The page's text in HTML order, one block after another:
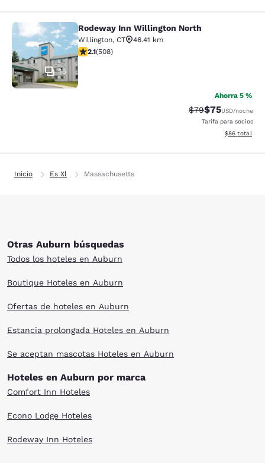
Rodeway Inn Willington North
15
Rodeway Inn Willington North
Willington, CT
46.41 km
calificación de 2.13 estrellas. Feria. 508 reseñas
2.1(508)
Ahorra 5 %
Precio tachado:
$79Precio con
$75USD/noche
Tarifa para socios
Ver detalles
$86 total
Inicio Es Xl Massachusetts
Otras Auburn búsquedas
Todos los hoteles en Auburn
Boutique Hoteles en Auburn
Ofertas de hoteles en Auburn
Estancia prolongada Hoteles en Auburn
Se aceptan mascotas Hoteles en Auburn
Hoteles en Auburn por marca
Comfort Inn Hoteles
Econo Lodge Hoteles
Rodeway Inn Hoteles